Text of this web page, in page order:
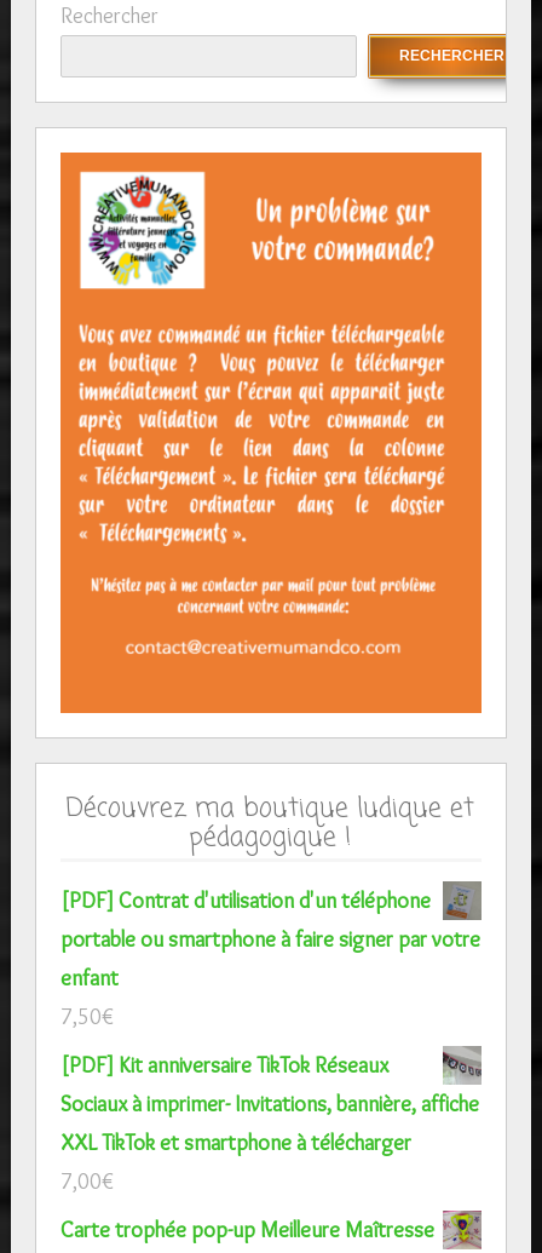
Rechercher
RECHERCHER
Découvrez ma boutique ludique et
pédagogique !
[PDF] Contrat d'utilisation d'un téléphone
portable ou smartphone à faire signer par votre
enfant
7,50€
[PDF] Kit anniversaire TikTok Réseaux
Sociaux à imprimer- Invitations, bannière, affiche
XXL TikTok et smartphone à télécharger
7,00€
Carte trophée pop-up Meilleure Maîtresse